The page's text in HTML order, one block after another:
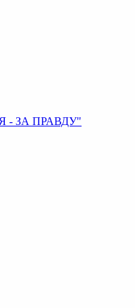
- ЗА ПРАВДУ"